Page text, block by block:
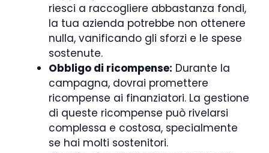
riesci a raccogliere abbastanza fondi,
la tua azienda potrebbe non ottenere
nulla, vanificando gli sforzi e le spese
sostenute.
Obbligo di ricompense: Durante la
campagna, dovrai promettere
ricompense ai finanziatori. La gestione
di queste ricompense può rivelarsi
complessa e costosa, specialmente
se hai molti sostenitori.